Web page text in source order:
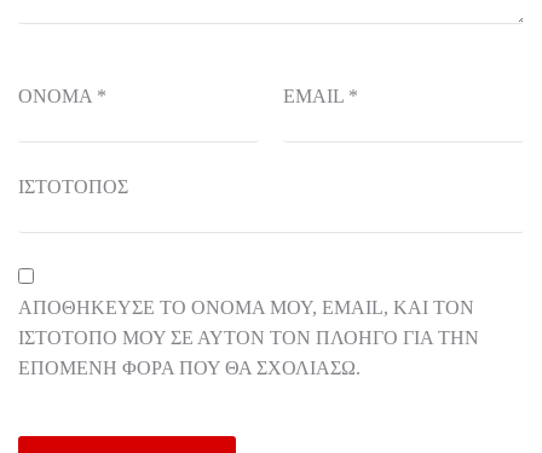
ΌΝΟΜΑ * EMAIL *
ΙΣΤΌΤΟΠΟΣ
ΑΠΟΘΉΚΕΥΣΕ ΤΟ ΌΝΟΜΆ ΜΟΥ, EMAIL, ΚΑΙ ΤΟΝ
ΙΣΤΌΤΟΠΟ ΜΟΥ ΣΕ ΑΥΤΌΝ ΤΟΝ ΠΛΟΗΓΌ ΓΙΑ ΤΗΝ
ΕΠΌΜΕΝΗ ΦΟΡΆ ΠΟΥ ΘΑ ΣΧΟΛΙΆΣΩ.